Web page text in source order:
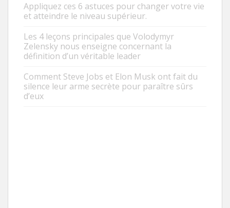
Appliquez ces 6 astuces pour changer votre vie
et atteindre le niveau supérieur.
Les 4 leçons principales que Volodymyr
Zelensky nous enseigne concernant la
définition d’un véritable leader
Comment Steve Jobs et Elon Musk ont fait du
silence leur arme secrète pour paraître sûrs
d’eux